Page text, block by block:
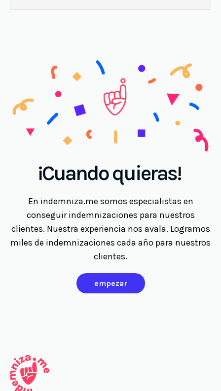
¡Cuando quieras!
En indemniza.me somos especialistas en
conseguir indemnizaciones para nuestros
clientes. Nuestra experiencia nos avala. Logramos
miles de indemnizaciones cada año para nuestros
clientes.
empezar